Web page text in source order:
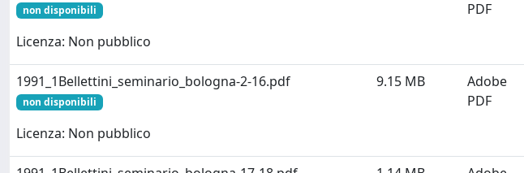
non disponibili
Licenza: Non pubblico
PDF
1991_1Bellettini_seminario_bologna-2-16.pdf
non disponibili
Licenza: Non pubblico
9.15 MB
Adobe
PDF